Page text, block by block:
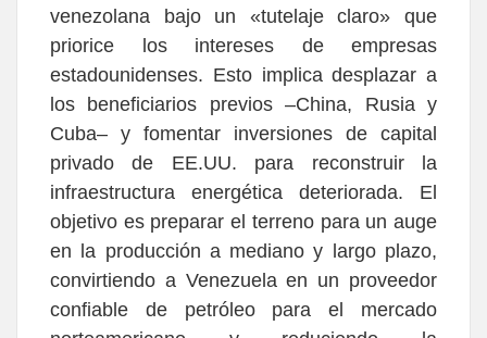
venezolana bajo un «tutelaje claro» que
priorice los intereses de empresas
estadounidenses. Esto implica desplazar a
los beneficiarios previos –China, Rusia y
Cuba– y fomentar inversiones de capital
privado de EE.UU. para reconstruir la
infraestructura energética deteriorada. El
objetivo es preparar el terreno para un auge
en la producción a mediano y largo plazo,
convirtiendo a Venezuela en un proveedor
confiable de petróleo para el mercado